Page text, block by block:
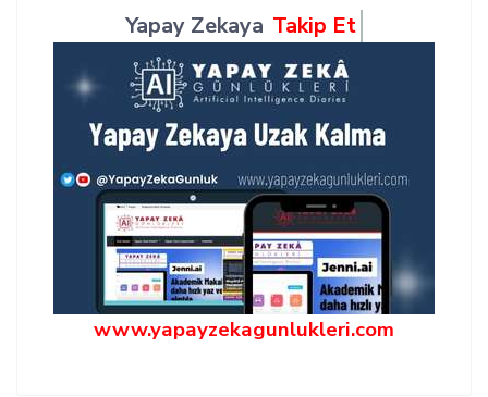
Yapay Zekaya Takip Et
www.yapayzekagunlukleri.com